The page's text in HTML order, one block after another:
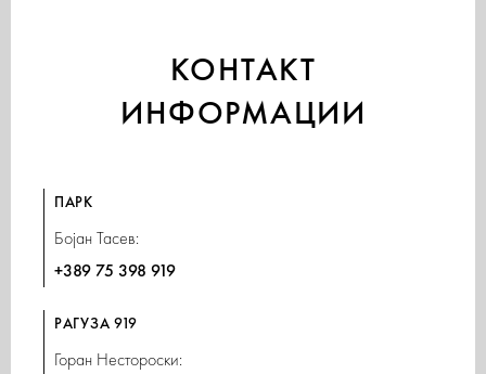
КОНТАКТ
ИНФОРМАЦИИ
ПАРК
Бојан Тасев:
+389 75 398 919
РАГУЗА 919
Горан Нестороски: